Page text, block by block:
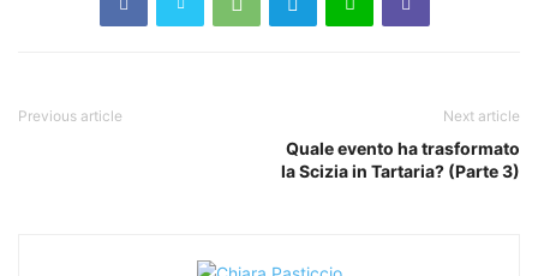
Previous article Next article
Quale evento ha trasformato
la Scizia in Tartaria? (Parte 3)